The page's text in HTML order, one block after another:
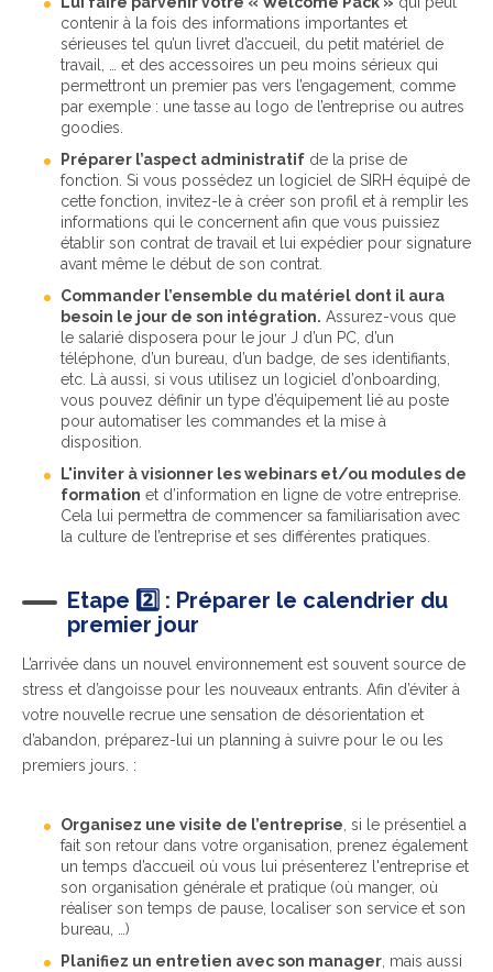
contenir à la fois des informations importantes et
sérieuses tel qu’un livret d’accueil, du petit matériel de
travail, … et des accessoires un peu moins sérieux qui
permettront un premier pas vers l’engagement, comme
par exemple : une tasse au logo de l’entreprise ou autres
goodies.
Préparer l’aspect administratif de la prise de
fonction. Si vous possédez un logiciel de SIRH équipé de
cette fonction, invitez-le à créer son profil et à remplir les
informations qui le concernent afin que vous puissiez
établir son contrat de travail et lui expédier pour signature
avant même le début de son contrat.
Commander l’ensemble du matériel dont il aura
besoin le jour de son intégration. Assurez-vous que
le salarié disposera pour le jour J d’un PC, d’un
téléphone, d’un bureau, d’un badge, de ses identifiants,
etc. Là aussi, si vous utilisez un logiciel d’onboarding,
vous pouvez définir un type d’équipement lié au poste
pour automatiser les commandes et la mise à
disposition.
L'inviter à visionner les webinars et/ou modules de
formation et d’information en ligne de votre entreprise.
Cela lui permettra de commencer sa familiarisation avec
la culture de l’entreprise et ses différentes pratiques.
Etape 2️⃣ : Préparer le calendrier du
premier jour
L’arrivée dans un nouvel environnement est souvent source de
stress et d’angoisse pour les nouveaux entrants. Afin d’éviter à
votre nouvelle recrue une sensation de désorientation et
d’abandon, préparez-lui un planning à suivre pour le ou les
premiers jours. :
Organisez une visite de l’entreprise , si le présentiel a
fait son retour dans votre organisation, prenez également
un temps d’accueil où vous lui présenterez l'entreprise et
son organisation générale et pratique (où manger, où
réaliser son temps de pause, localiser son service et son
bureau, …)
Planifiez un entretien avec son manager , mais aussi